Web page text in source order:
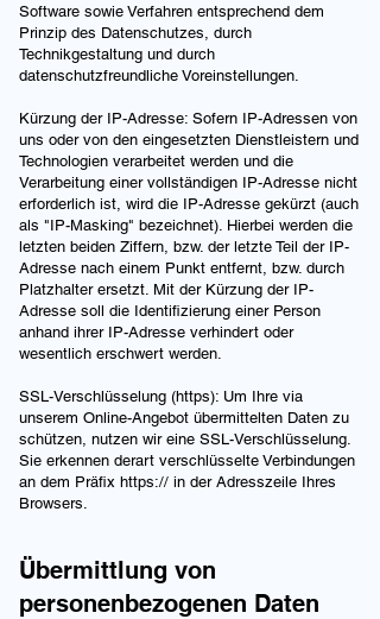
Software sowie Verfahren entsprechend dem
Prinzip des Datenschutzes, durch
Technikgestaltung und durch
datenschutzfreundliche Voreinstellungen.
Kürzung der IP-Adresse: Sofern IP-Adressen von
uns oder von den eingesetzten Dienstleistern und
Technologien verarbeitet werden und die
Verarbeitung einer vollständigen IP-Adresse nicht
erforderlich ist, wird die IP-Adresse gekürzt (auch
als "IP-Masking" bezeichnet). Hierbei werden die
letzten beiden Ziffern, bzw. der letzte Teil der IP-
Adresse nach einem Punkt entfernt, bzw. durch
Platzhalter ersetzt. Mit der Kürzung der IP-
Adresse soll die Identifizierung einer Person
anhand ihrer IP-Adresse verhindert oder
wesentlich erschwert werden.
SSL-Verschlüsselung (https): Um Ihre via
unserem Online-Angebot übermittelten Daten zu
schützen, nutzen wir eine SSL-Verschlüsselung.
Sie erkennen derart verschlüsselte Verbindungen
an dem Präfix https:// in der Adresszeile Ihres
Browsers.
Übermittlung von
personenbezogenen Daten